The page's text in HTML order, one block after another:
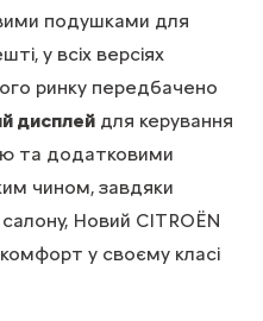
подушками для
у всіх версіях
ринку передбачено
дисплей для керування
та додатковими
чином, завдяки
Новий CITROЁN
у своєму класі